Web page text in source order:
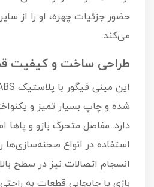
حضور جزئیات چهره، او را از
می‌کند.
طراحی ساخت و کیفیت
شده و چاپ بسیار تمیز و
دارد. مفاصل متحرک بازو و پاها
استفاده در انواع صحنه‌سازی‌ها
انسجام اتصالات نیز در سطح
بازی یا جابجایی قطعات به